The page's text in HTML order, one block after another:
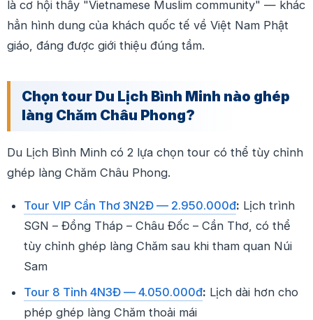
là cơ hội thấy "Vietnamese Muslim community" — khác
hẳn hình dung của khách quốc tế về Việt Nam Phật
giáo, đáng được giới thiệu đúng tầm.
Chọn tour Du Lịch Bình Minh nào ghép
làng Chăm Châu Phong?
Du Lịch Bình Minh có 2 lựa chọn tour có thể tùy chỉnh
ghép làng Chăm Châu Phong.
Tour VIP Cần Thơ 3N2Đ — 2.950.000đ: Lịch trình
SGN – Đồng Tháp – Châu Đốc – Cần Thơ, có thể
tùy chỉnh ghép làng Chăm sau khi tham quan Núi
Sam
Tour 8 Tỉnh 4N3Đ — 4.050.000đ: Lịch dài hơn cho
phép ghép làng Chăm thoải mái